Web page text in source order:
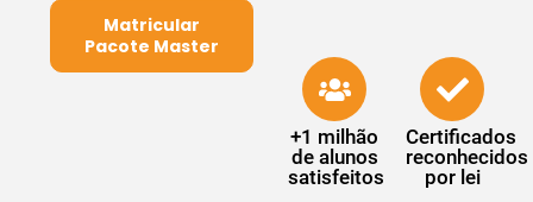
Matricular
Pacote Master
+1 milhão
de alunos
satisfeitos
Certificados
reconhecidos
por lei